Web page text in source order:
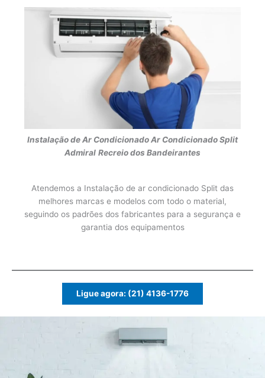
Instalação de Ar CondicionadoAr Condicionado Split
Admiral Recreio dos Bandeirantes
Atendemos a Instalação de ar condicionado Split das
melhores marcas e modelos com todo o material,
seguindo os padrões dos fabricantes para a segurança e
garantia dos equipamentos
Ligue agora: (21) 4136-1776